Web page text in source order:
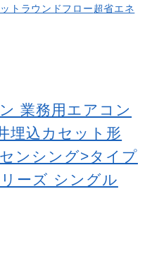
トラウンドフロー超省エネ
業務用エアコン
埋込カセット形
ンシング>タイプ
ーズ シングル